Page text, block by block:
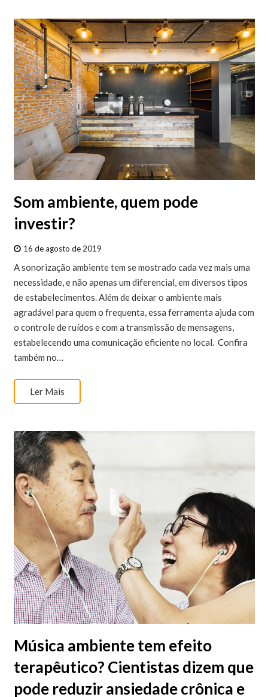
Som ambiente, quem pode
investir?
16 de agosto de 2019
A sonorização ambiente tem se mostrado cada vez mais uma
necessidade, e não apenas um diferencial, em diversos tipos
de estabelecimentos. Além de deixar o ambiente mais
agradável para quem o frequenta, essa ferramenta ajuda com
o controle de ruídos e com a transmissão de mensagens,
estabelecendo uma comunicação eficiente no local. Confira
também no…
Ler Mais
Música ambiente tem efeito
terapêutico? Cientistas dizem que
pode reduzir ansiedade crônica e